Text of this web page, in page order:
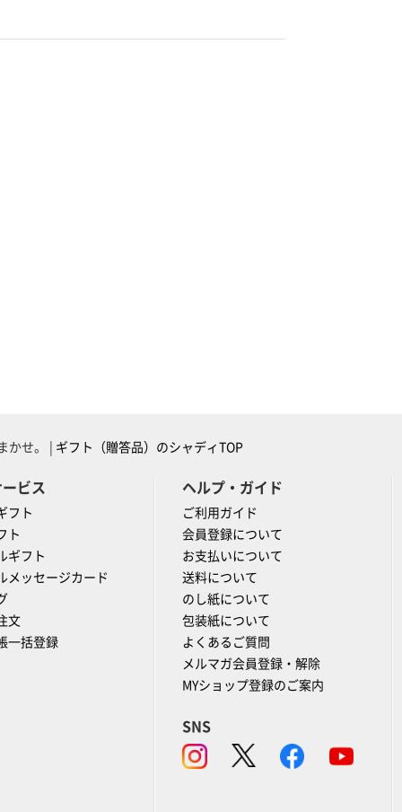
かせ。 | ギフト（贈答品）のシャディTOP
ビス
フト
ト
ギフト
メッセージカード
文
一括登録
ヘルプ・ガイド
ご利用ガイド
会員登録について
お支払いについて
送料について
のし紙について
包装紙について
よくあるご質問
メルマガ会員登録・解除
MYショップ登録のご案内
SNS